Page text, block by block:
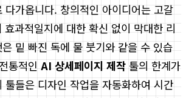
다가옵니다. 창의적인 아이디어는 고갈
과적일지에 대한 확신 없이 막대한 리
밑 빠진 독에 물 붓기와 같을 수 있습
통적인 AI 상세페이지 제작 툴의 한계가
툴들은 디자인 작업을 자동화하여 시간